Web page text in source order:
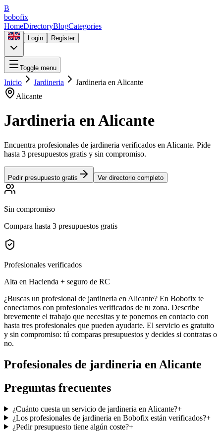
B
bobofix
HomeDirectoryBlogCategories
Login Register
Toggle menu
Inicio Jardineria Jardineria en Alicante
Alicante
Jardineria enAlicante
Encuentra profesionales de jardineria verificados en Alicante. Pide
hasta 3 presupuestos gratis y sin compromiso.
Pedir presupuesto gratis Ver directorio completo
Sin compromiso
Compara hasta 3 presupuestos gratis
Profesionales verificados
Alta en Hacienda + seguro de RC
¿Buscas un profesional de jardineria en Alicante? En Bobofix te
conectamos con profesionales verificados de tu zona. Describe
brevemente el trabajo que necesitas y te ponemos en contacto con
hasta tres profesionales que pueden ayudarte. El servicio es gratuito
y sin compromiso: tú comparas presupuestos y decides si contratas o
no.
Profesionales de jardineria en Alicante
Preguntas frecuentes
¿Cuánto cuesta un servicio de jardineria en Alicante?+
¿Los profesionales de jardineria en Bobofix están verificados?+
¿Pedir presupuesto tiene algún coste?+